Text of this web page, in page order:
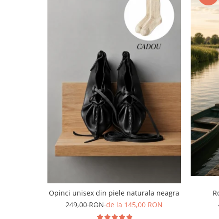
Opinci unisex din piele naturala neagra
249,00 RONde la 145,00 RON